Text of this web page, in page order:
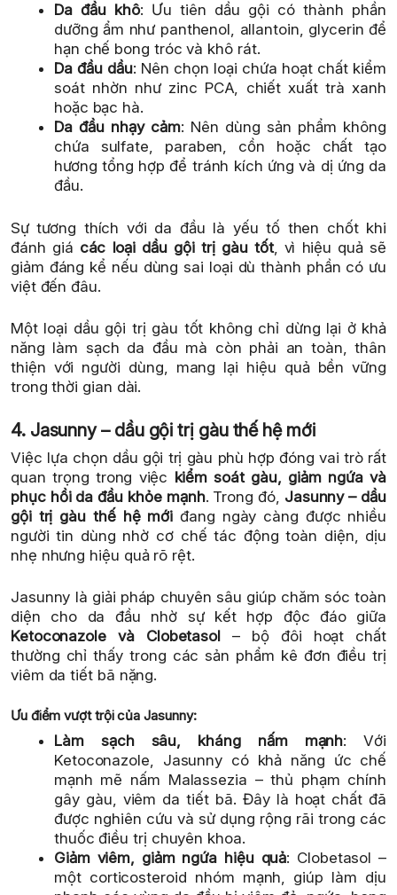
Da đầu khô: Ưu tiên dầu gội có thành phần
dưỡng ẩm như panthenol, allantoin, glycerin để
hạn chế bong tróc và khô rát.
Da đầu dầu: Nên chọn loại chứa hoạt chất kiểm
soát nhờn như zinc PCA, chiết xuất trà xanh
hoặc bạc hà.
Da đầu nhạy cảm: Nên dùng sản phẩm không
chứa sulfate, paraben, cồn hoặc chất tạo
hương tổng hợp để tránh kích ứng và dị ứng da
đầu.
Sự tương thích với da đầu là yếu tố then chốt khi
đánh giá các loại dầu gội trị gàu tốt, vì hiệu quả sẽ
giảm đáng kể nếu dùng sai loại dù thành phần có ưu
việt đến đâu.
Một loại dầu gội trị gàu tốt không chỉ dừng lại ở khả
năng làm sạch da đầu mà còn phải an toàn, thân
thiện với người dùng, mang lại hiệu quả bền vững
trong thời gian dài.
4. Jasunny – dầu gội trị gàu thế hệ mới
Việc lựa chọn dầu gội trị gàu phù hợp đóng vai trò rất
quan trọng trong việc kiểm soát gàu, giảm ngứa và
phục hồi da đầu khỏe mạnh. Trong đó, Jasunny – dầu
gội trị gàu thế hệ mới đang ngày càng được nhiều
người tin dùng nhờ cơ chế tác động toàn diện, dịu
nhẹ nhưng hiệu quả rõ rệt.
Jasunny là giải pháp chuyên sâu giúp chăm sóc toàn
diện cho da đầu nhờ sự kết hợp độc đáo giữa
Ketoconazole và Clobetasol – bộ đôi hoạt chất
thường chỉ thấy trong các sản phẩm kê đơn điều trị
viêm da tiết bã nặng.
Ưu điểm vượt trội của Jasunny:
Làm sạch sâu, kháng nấm mạnh: Với
Ketoconazole, Jasunny có khả năng ức chế
mạnh mẽ nấm Malassezia – thủ phạm chính
gây gàu, viêm da tiết bã. Đây là hoạt chất đã
được nghiên cứu và sử dụng rộng rãi trong các
thuốc điều trị chuyên khoa.
Giảm viêm, giảm ngứa hiệu quả: Clobetasol –
một corticosteroid nhóm mạnh, giúp làm dịu